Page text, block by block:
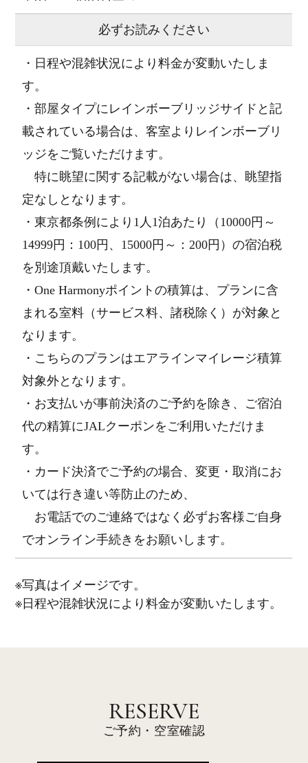
必ずお読みください
・日程や混雑状況により料金が変動いたしま
す。
・部屋タイプにレインボーブリッジサイドと記
載されている場合は、客室よりレインボーブリ
ッジをご覧いただけます。
特に眺望に関する記載がない場合は、眺望指
定なしとなります。
・東京都条例により1人1泊あたり（10000円～
14999円：100円、15000円～：200円）の宿泊税
を別途頂戴いたします。
・One Harmonyポイントの積算は、プランに含
まれる室料（サービス料、諸税除く）が対象と
なります。
・こちらのプランはエアラインマイレージ積算
対象外となります。
・お支払いが事前決済のご予約を除き、ご宿泊
代の精算にJALクーポンをご利用いただけま
す。
・カード決済でご予約の場合、変更・取消にお
いては行き違い等防止のため、
お電話でのご連絡ではなく必ずお客様ご自身
でオンライン手続きをお願いします。
※写真はイメージです。
※日程や混雑状況により料金が変動いたします。
RESERVE
ご予約・空室確認